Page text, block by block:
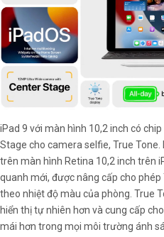
iPad 9 với màn hình 10,2 inch có
Stage cho camera selfie, True
trên màn hình Retina 10,2 inch trên
quanh mới, được nâng cấp cho
theo nhiệt độ màu của phòng. True
hiển thị tự nhiên hơn và cung cấp
mái hơn trong mọi môi trường ánh